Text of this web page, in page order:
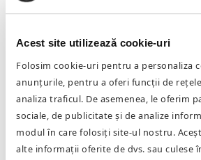
Acest site utilizează cookie-uri
Folosim cookie-uri pentru a personaliza
anunțurile, pentru a oferi funcții de
analiza traficul. De asemenea, le oferim
sociale, de publicitate și de analize
modul în care folosiți site-ul nostru.
alte informații oferite de dvs. sau culese